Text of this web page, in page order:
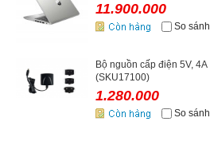
11.900.000
So sánh
Bộ nguồn cấp điện 5V, 4A
(SKU17100)
1.280.000
So sánh